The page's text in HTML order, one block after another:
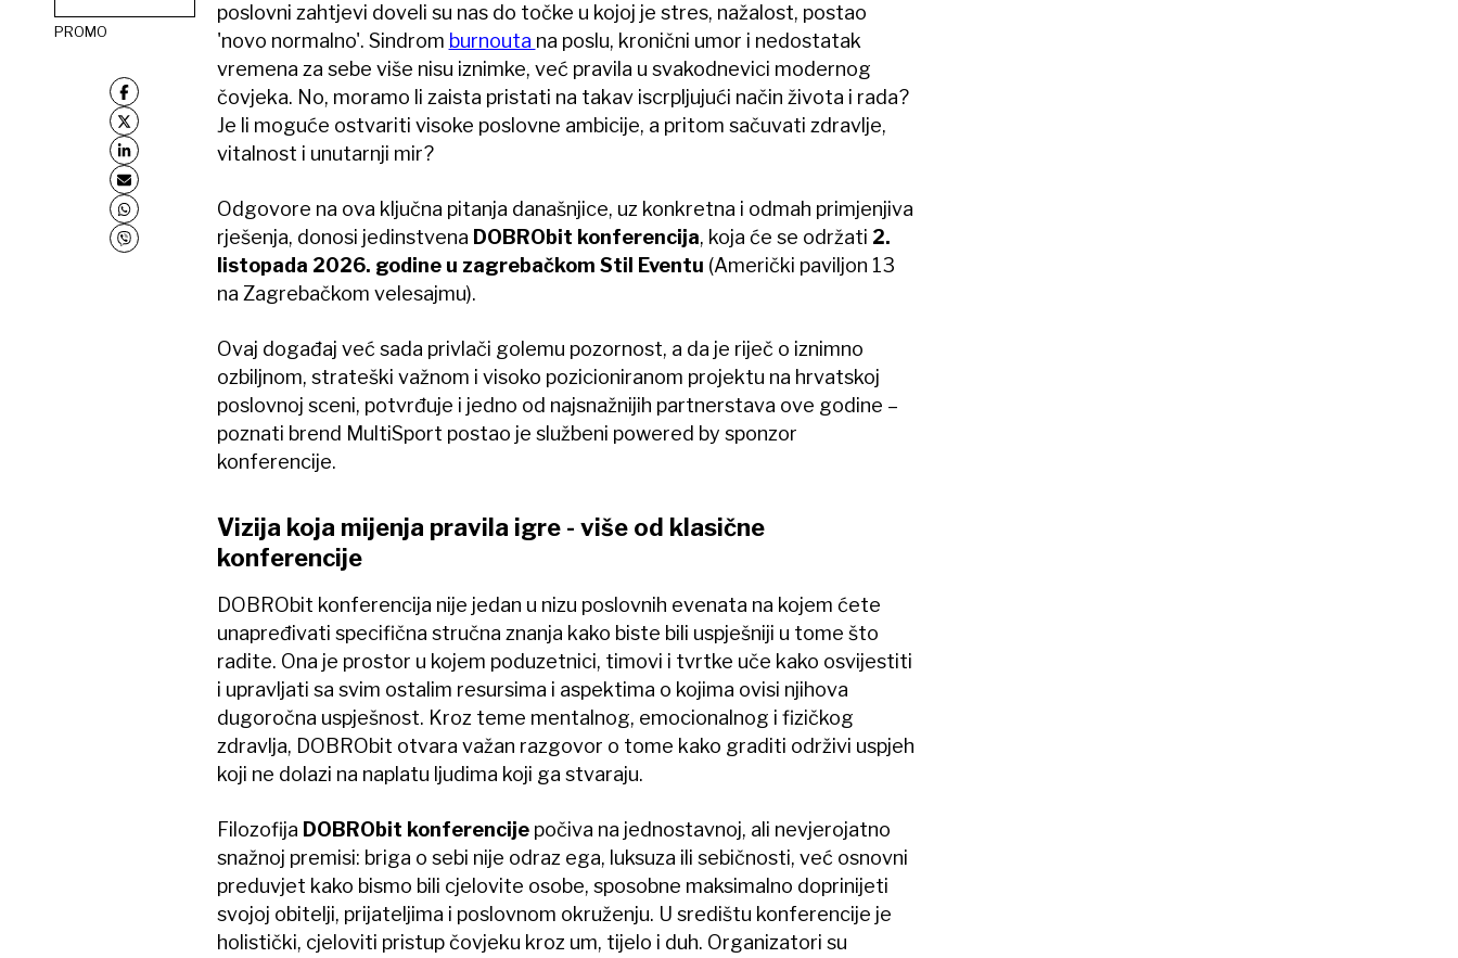
PROMO
poslovni zahtjevi doveli su nas do točke u kojoj je stres, nažalost, postao
'novo normalno'. Sindrom burnouta na poslu, kronični umor i nedostatak
vremena za sebe više nisu iznimke, već pravila u svakodnevici modernog
čovjeka. No, moramo li zaista pristati na takav iscrpljujući način života i rada?
Je li moguće ostvariti visoke poslovne ambicije, a pritom sačuvati zdravlje,
vitalnost i unutarnji mir?
Odgovore na ova ključna pitanja današnjice, uz konkretna i odmah primjenjiva
rješenja, donosi jedinstvena DOBRObit konferencija, koja će se održati 2.
listopada 2026. godine u zagrebačkom Stil Eventu (Američki paviljon 13
na Zagrebačkom velesajmu).
Ovaj događaj već sada privlači golemu pozornost, a da je riječ o iznimno
ozbiljnom, strateški važnom i visoko pozicioniranom projektu na hrvatskoj
poslovnoj sceni, potvrđuje i jedno od najsnažnijih partnerstava ove godine –
poznati brend MultiSport postao je službeni powered by sponzor
konferencije.
Vizija koja mijenja pravila igre - više od klasične
konferencije
DOBRObit konferencija nije jedan u nizu poslovnih evenata na kojem ćete
unapređivati specifična stručna znanja kako biste bili uspješniji u tome što
radite. Ona je prostor u kojem poduzetnici, timovi i tvrtke uče kako osvijestiti
i upravljati sa svim ostalim resursima i aspektima o kojima ovisi njihova
dugoročna uspješnost. Kroz teme mentalnog, emocionalnog i fizičkog
zdravlja, DOBRObit otvara važan razgovor o tome kako graditi održivi uspjeh
koji ne dolazi na naplatu ljudima koji ga stvaraju.
Filozofija DOBRObit konferencijepočiva na jednostavnoj, ali nevjerojatno
snažnoj premisi: briga o sebi nije odraz ega, luksuza ili sebičnosti, već osnovni
preduvjet kako bismo bili cjelovite osobe, sposobne maksimalno doprinijeti
svojoj obitelji, prijateljima i poslovnom okruženju. U središtu konferencije je
holistički, cjeloviti pristup čovjeku kroz um, tijelo i duh. Organizatori su